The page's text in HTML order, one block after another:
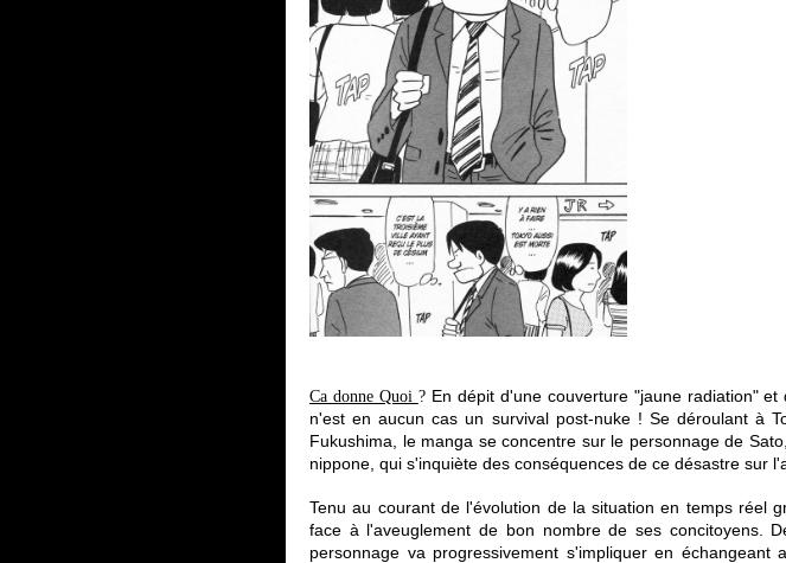
Ca donne Quoi ? En dépit d'une couverture "jaune radiation"
n'est en aucun casun survival post-nuke ! Se déroulant à
Fukushima, le manga se concentre sur le personnage de
nippone, qui s'inquiète des conséquences de ce désastre sur
Tenu au courant de l'évolution de la situation en temps réel
face à l'aveuglement de bon nombre de ses concitoyens.
personnage va progressivement s'impliquer en